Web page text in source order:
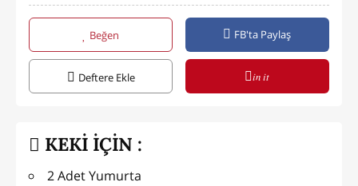
Beğen FB'ta Paylaş
Deftere Ekle in it
KEKİ İÇİN :
2 Adet Yumurta